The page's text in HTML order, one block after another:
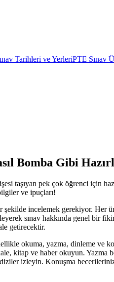
Tarihleri ve YerleriPTE Sınav
Bomba Gibi
taşıyan pek çok öğrenci için
ve ipuçları!
şekilde incelemek gerekiyor.
sınav hakkında genel bir
getirecektir.
okuma, yazma, dinleme ve
kitap ve haber okuyun. Yazma
izleyin. Konuşma